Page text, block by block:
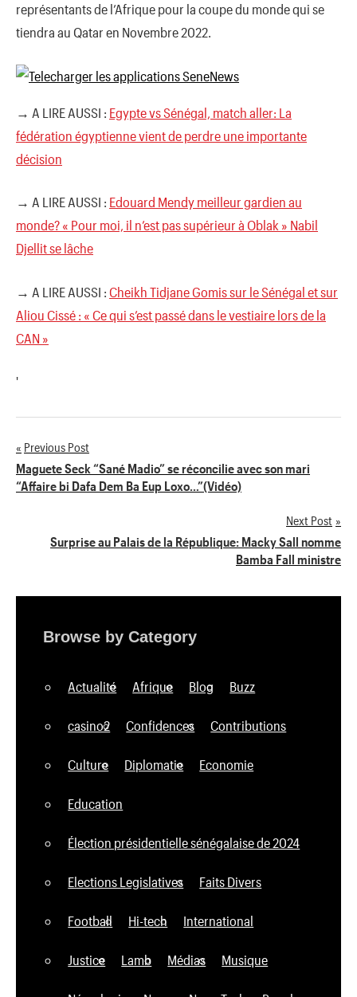
représentants de l’Afrique pour la coupe du monde qui se
tiendra au Qatar en Novembre 2022.
→ A LIRE AUSSI : Egypte vs Sénégal, match aller: La
fédération égyptienne vient de perdre une importante
décision
→ A LIRE AUSSI : Edouard Mendy meilleur gardien au
monde? « Pour moi, il n’est pas supérieur à Oblak » Nabil
Djellit se lâche
→ A LIRE AUSSI : Cheikh Tidjane Gomis sur le Sénégal et sur
Aliou Cissé : « Ce qui s’est passé dans le vestiaire lors de la
CAN »
'
Navigation
de
Previous Post
Maguete Seck “Sané Madio” se réconcilie avec son mari
“Affaire bi Dafa Dem Ba Eup Loxo…”(Vidéo)
Next Post
Surprise au Palais de la République: Macky Sall nomme
Bamba Fall ministre
Browse by Category
Actualité Afrique Blog Buzz
casino2 Confidences Contributions
Culture Diplomatie Economie
Education
Élection présidentielle sénégalaise de 2024
Elections Legislatives Faits Divers
Football Hi-tech International
Justice Lamb Médias Musique